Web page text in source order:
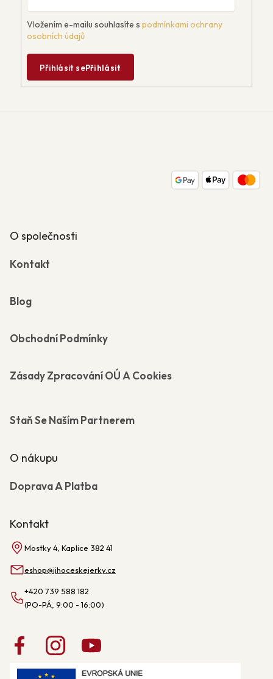
Vložením e-mailu souhlasíte s podmínkami ochrany
osobních údajů
Přihlásit sePřihlásit
O společnosti
Kontakt
Blog
Obchodní Podmínky
Zásady Zpracování OÚ A Cookies
Staň Se Naším Partnerem
O nákupu
Doprava A Platba
Kontakt
Mostky 4, Kaplice 382 41
eshop@jihoceskejerky.cz
+420 739 588 182